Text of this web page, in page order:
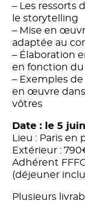
– Les ressorts
le storytelling
– Mise en
adaptée au
– Élaboration
en fonction du
– Exemples
en œuvre dans
vôtres
Date : le 5
Lieu : Paris en
Extérieur :
Adhérent
(déjeuner
Plusieurs